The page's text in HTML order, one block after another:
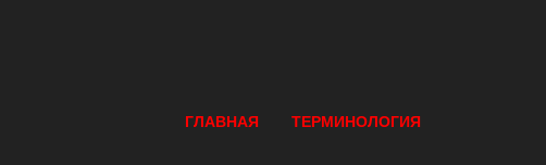
ГЛАВНАЯ ТЕРМИНОЛОГИЯ